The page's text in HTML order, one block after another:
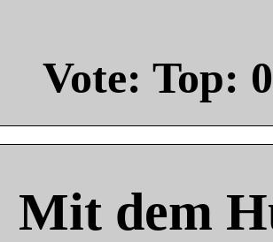
Vote: Top: 0
Mit dem